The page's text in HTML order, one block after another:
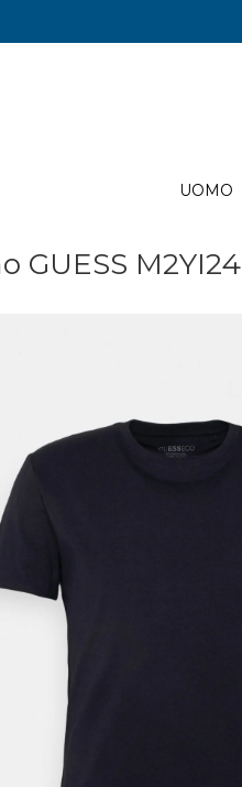
UOMO
GUESS